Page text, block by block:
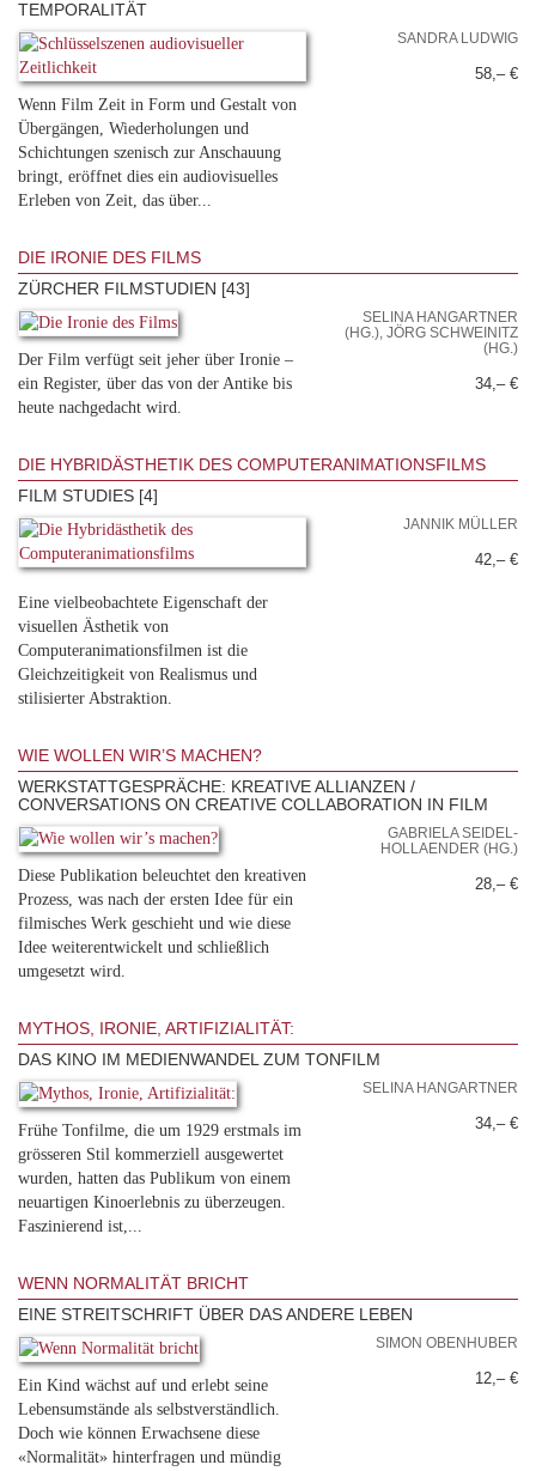
TEMPORALITÄT
Wenn Film Zeit in Form und Gestalt von
Übergängen, Wiederholungen und
Schichtungen szenisch zur Anschauung
bringt, eröffnet dies ein audiovisuelles
Erleben von Zeit, das über...
SANDRA LUDWIG
58,– €
DIE IRONIE DES FILMS
ZÜRCHER FILMSTUDIEN [43]
Der Film verfügt seit jeher über Ironie –
ein Register, über das von der Antike bis
heute nachgedacht wird.
SELINA HANGARTNER
(HG.), JÖRG SCHWEINITZ
(HG.)
34,– €
DIE HYBRIDÄSTHETIK DES COMPUTERANIMATIONSFILMS
FILM STUDIES [4]
Eine vielbeobachtete Eigenschaft der
visuellen Ästhetik von
Computeranimationsfilmen ist die
Gleichzeitigkeit von Realismus und
stilisierter Abstraktion.
JANNIK MÜLLER
42,– €
WIE WOLLEN WIR’S MACHEN?
WERKSTATTGESPRÄCHE: KREATIVE ALLIANZEN /
CONVERSATIONS ON CREATIVE COLLABORATION IN FILM
Diese Publikation beleuchtet den kreativen
Prozess, was nach der ersten Idee für ein
filmisches Werk geschieht und wie diese
Idee weiterentwickelt und schließlich
umgesetzt wird.
GABRIELA SEIDEL-
HOLLAENDER (HG.)
28,– €
MYTHOS, IRONIE, ARTIFIZIALITÄT:
DAS KINO IM MEDIENWANDEL ZUM TONFILM
Frühe Tonfilme, die um 1929 erstmals im
grösseren Stil kommerziell ausgewertet
wurden, hatten das Publikum von einem
neuartigen Kinoerlebnis zu überzeugen.
Faszinierend ist,...
SELINA HANGARTNER
34,– €
WENN NORMALITÄT BRICHT
EINE STREITSCHRIFT ÜBER DAS ANDERE LEBEN
Ein Kind wächst auf und erlebt seine
Lebensumstände als selbstverständlich.
Doch wie können Erwachsene diese
«Normalität» hinterfragen und mündig
SIMON OBENHUBER
12,– €